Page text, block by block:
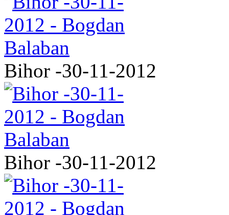
Bihor -30-11-2012
Bihor -30-11-2012